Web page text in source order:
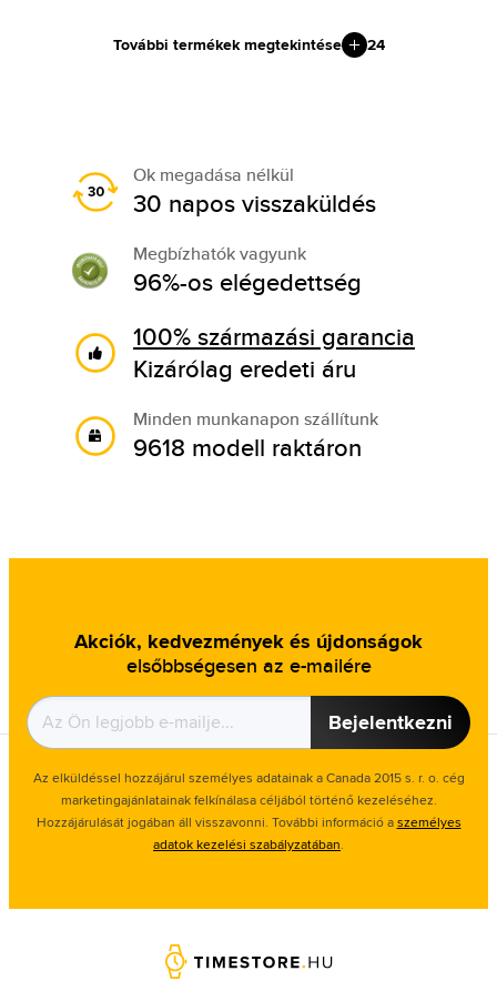
További termékek megtekintése 24
Ok megadása nélkül
30 napos visszaküldés
Megbízhatók vagyunk
96%-os elégedettség
100% származási garancia
Kizárólag eredeti áru
Minden munkanapon szállítunk
9618 modell raktáron
Akciók, kedvezmények és újdonságok
elsőbbségesen az e-mailére
Bejelentkezni
Az elküldéssel hozzájárul személyes adatainak a Canada 2015 s. r. o. cég
marketingajánlatainak felkínálasa céljából történő kezeléséhez.
Hozzájárulását jogában áll visszavonni. További információ aszemélyes
adatok kezelési szabályzatában.